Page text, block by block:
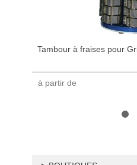
Tambour à fraises pour
à partir de